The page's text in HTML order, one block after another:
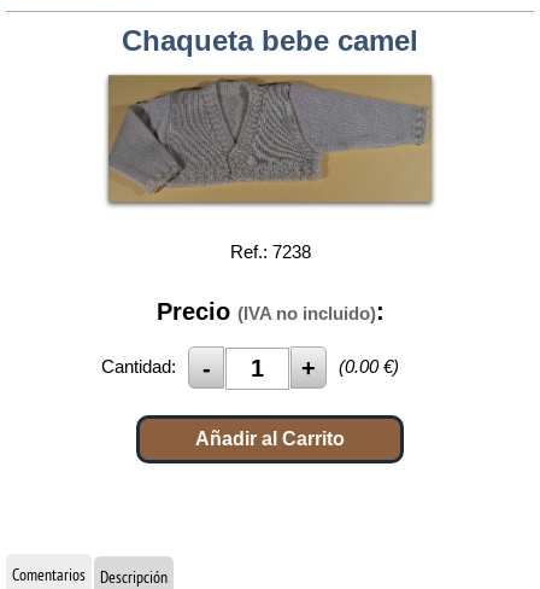
Chaqueta bebe camel
Ref.: 7238
Precio (IVA no incluido):
Cantidad: (0.00€)
Añadir al Carrito
Comentarios Descripción